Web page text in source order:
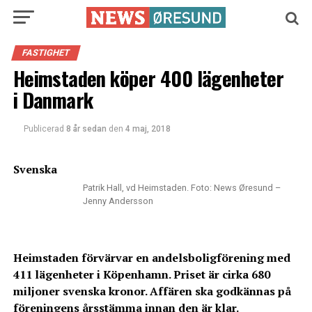
FASTIGHET
Heimstaden köper 400 lägenheter
i Danmark
Publicerad 8 år sedan den 4 maj, 2018
Patrik Hall, vd Heimstaden. Foto: News Øresund –
Jenny Andersson
Svenska
Heimstaden förvärvar en andelsboligförening med
411 lägenheter i Köpenhamn. Priset är cirka 680
miljoner svenska kronor. Affären ska godkännas på
föreningens årsstämma innan den är klar.